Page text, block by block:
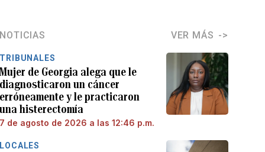
NOTICIAS VER MÁS
TRIBUNALES
Mujer de Georgia alega que le
diagnosticaron un cáncer
erróneamente y le practicaron
una histerectomía
7 de agosto de 2026 a las 12:46 p.m.
LOCALES